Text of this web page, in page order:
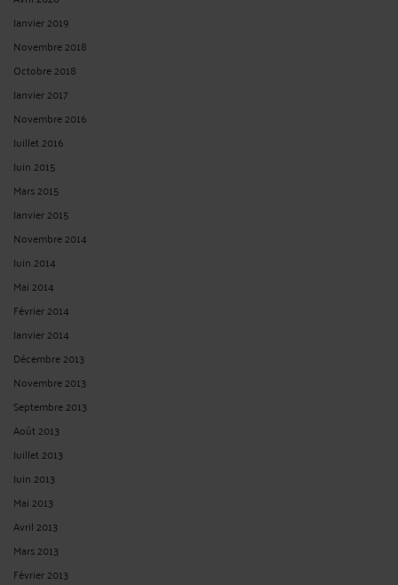
Janvier 2019
Novembre 2018
Octobre 2018
Janvier 2017
Novembre 2016
Juillet 2016
Juin 2015
Mars 2015
Janvier 2015
Novembre 2014
Juin 2014
Mai 2014
Février 2014
Janvier 2014
Décembre 2013
Novembre 2013
Septembre 2013
Août 2013
Juillet 2013
Juin 2013
Mai 2013
Avril 2013
Mars 2013
Février 2013